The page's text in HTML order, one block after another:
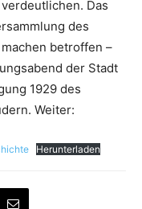
Das
des
betroffen –
der Stadt
1929 des
Weiter:
Herunterladen